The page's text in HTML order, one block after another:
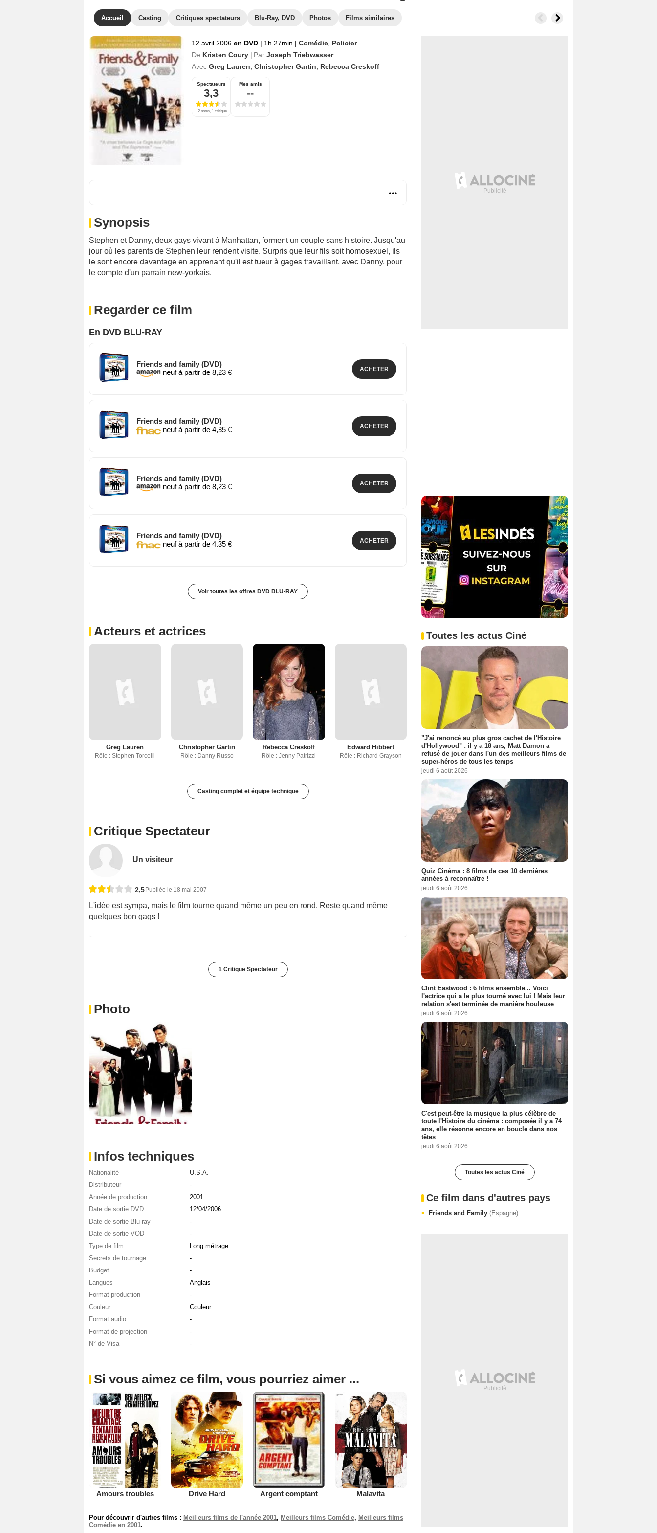
Accueil Casting Critiques spectateurs Blu-Ray, DVD Photos Films similaires
12 avril 2006 en DVD | 1h 27min | Comédie Policier
De Kristen Coury Par Joseph Triebwasser
Avec Greg Lauren Christopher Gartin Rebecca Creskoff
Spectateurs
3,3
12 notes, 1 critique
Mes amis
--
Synopsis
Stephen et Danny, deux gays vivant à Manhattan, forment un couple sans histoire. Jusqu'au
jour où les parents de Stephen leur rendent visite. Surpris que leur fils soit homosexuel, ils
le sont encore davantage en apprenant qu'il est tueur à gages travaillant, avec Danny, pour
le compte d'un parrain new-yorkais.
Regarder ce film
En DVD BLU-RAY
Friends and family (DVD)
neuf à partir de 8,23 €
ACHETER
Friends and family (DVD)
neuf à partir de 4,35 €
ACHETER
Friends and family (DVD)
neuf à partir de 8,23 €
ACHETER
Friends and family (DVD)
neuf à partir de 4,35 €
ACHETER
Voir toutes les offres DVD BLU-RAY
Acteurs et actrices
Greg Lauren
Rôle : Stephen Torcelli
Christopher Gartin
Rôle : Danny Russo
Rebecca Creskoff
Rôle : Jenny Patrizzi
Edward Hibbert
Rôle : Richard Grayson
Casting complet et équipe technique
Critique Spectateur
Un visiteur
2,5 Publiée le 18 mai 2007
L'idée est sympa, mais le film tourne quand même un peu en rond. Reste quand même
quelques bon gags !
1 Critique Spectateur
Photo
Infos techniques
Nationalité
U.S.A.
Distributeur
-
Année de production
2001
Date de sortie DVD
12/04/2006
Date de sortie Blu-ray
-
Date de sortie VOD
-
Type de film
Long métrage
Secrets de tournage
-
Budget
-
Langues
Anglais
Format production
-
Couleur
Couleur
Format audio
-
Format de projection
-
N° de Visa
-
Si vous aimez ce film, vous pourriez aimer ...
Amours troubles Drive Hard Argent comptant Malavita
Pour découvrir d'autres films : Meilleurs films de l'année 2001, Meilleurs films Comédie, Meilleurs films
Comédie en 2001.
Toutes les actus Ciné
"J'ai renoncé au plus gros cachet de l'Histoire
d'Hollywood" : il y a 18 ans, Matt Damon a
refusé de jouer dans l'un des meilleurs films de
super-héros de tous les temps
jeudi 6 août 2026
Quiz Cinéma : 8 films de ces 10 dernières
années à reconnaître !
jeudi 6 août 2026
Clint Eastwood : 6 films ensemble... Voici
l'actrice qui a le plus tourné avec lui ! Mais leur
relation s'est terminée de manière houleuse
jeudi 6 août 2026
C'est peut-être la musique la plus célèbre de
toute l'Histoire du cinéma : composée il y a 74
ans, elle résonne encore en boucle dans nos
têtes
jeudi 6 août 2026
Toutes les actus Ciné
Ce film dans d'autres pays
Friends and Family (Espagne)